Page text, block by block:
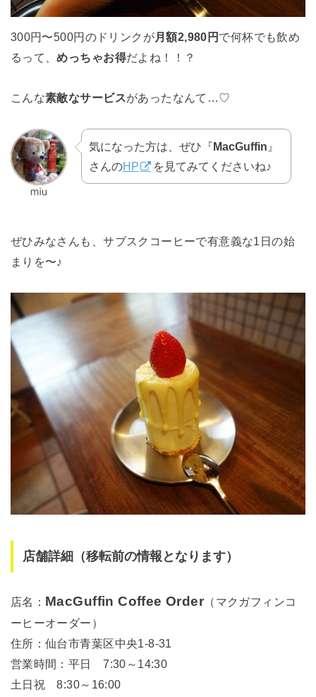
300円〜500円のドリンクが月額2,980円 で何杯でも飲め
るって、めっちゃお得だよね！！？
こんな素敵なサービスがあったなんて…♡
気になった方は、ぜひ『MacGuffin 』
さんのHP を見てみてくださいね♪
ぜひみなさんも、サブスクコーヒーで有意義な1日の始
まりを〜♪
店舗詳細（移転前の情報となります）
店名： MacGuffin Coffee Order （マクガフィンコ
ーヒーオーダー）
住所：仙台市青葉区中央1-8-31
営業時間：平日 7:30～14:30
土日祝 8:30～16:00